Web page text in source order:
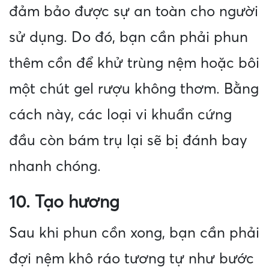
đảm bảo được sự an toàn cho người
sử dụng. Do đó, bạn cần phải phun
thêm cồn để khử trùng nệm hoặc bôi
một chút gel rượu không thơm. Bằng
cách này, các loại vi khuẩn cứng
đầu còn bám trụ lại sẽ bị đánh bay
nhanh chóng.
10. Tạo hương
Sau khi phun cồn xong, bạn cần phải
đợi nệm khô ráo tương tự như bước